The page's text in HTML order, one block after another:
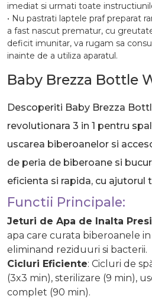
imediat si urmati toate
• Nu pastrati laptele praf preparat
a fast nascut prematur, cu
deficit imunitar, va rugam sa
inainte de a utiliza aparatul.
Baby Brezza Bottle
Descoperiti Baby Brezza
revolutionara 3 in 1 pentru
uscarea biberoanelor si
de peria de biberoane si
eficienta si rapida, cu ajutorul
Functii Principale:
Jeturi de Apa de Inalta
apa care curata biberoanele
eliminand reziduuri si bacterii.
Cicluri Eficiente: Cicluri de
(3x3 min), sterilizare (9 min),
complet (90 min).